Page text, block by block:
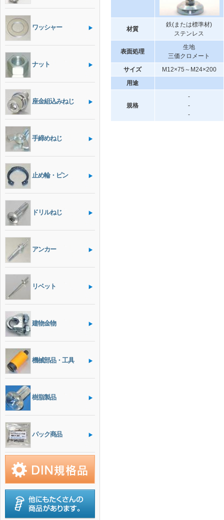
ワッシャー
ナット
座金組込みねじ
手締めねじ
止め輪・ピン
ドリルねじ
アンカー
リベット
建物金物
機械部品・工具
樹脂製品
パック商品
材質
鉄(または標準材)
ステンレス
表面処理
生地
三価クロメート
サイズ
M12×75～M24×200
用途
規格
-
-
-